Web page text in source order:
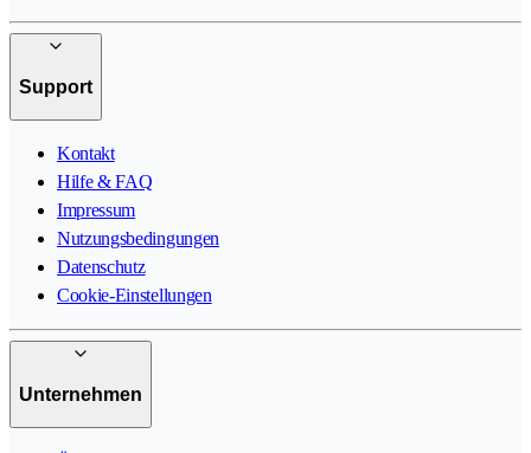
Support
Kontakt
Hilfe & FAQ
Impressum
Nutzungsbedingungen
Datenschutz
Cookie-Einstellungen
Unternehmen